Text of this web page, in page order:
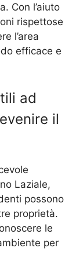
Con l’aiuto
rispettose
l’area
efficace e
ad
il
Laziale,
possono
proprietà.
le
per